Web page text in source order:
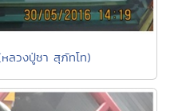
ลวงปู่ชา สุภัทโท)